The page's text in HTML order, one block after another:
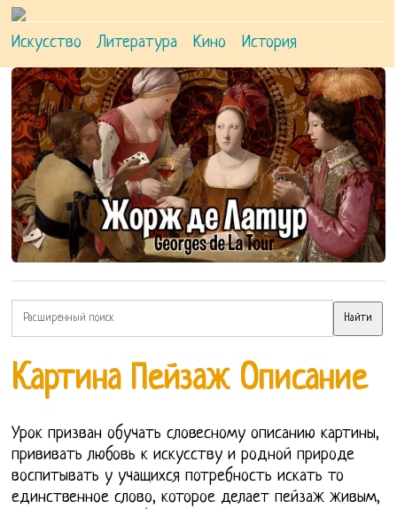
Искусство Литература Кино История
Картина Пейзаж Описание
Урок призван обучать словесному описанию картины,
прививать любовь к искусству и родной природе
воспитывать у учащихся потребность искать то
единственное слово, которое делает пейзаж живым,